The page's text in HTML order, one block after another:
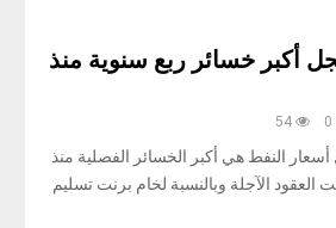
أكبر خسائر ربع سنوية منذ
0
54
النفط هي أكبر الخسائر الفصلية منذ
عام 2020.انخفضت العقود الآجلة وبالنسبة لخام برنت تسليم